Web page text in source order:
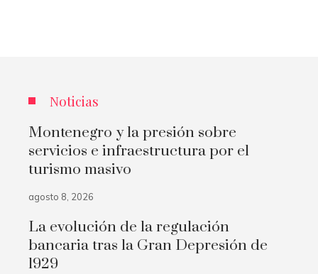
Noticias
Montenegro y la presión sobre
servicios e infraestructura por el
turismo masivo
agosto 8, 2026
La evolución de la regulación
bancaria tras la Gran Depresión de
1929